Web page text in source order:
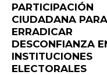
PARTICIPACIÓN
CIUDADANA PARA
ERRADICAR
DESCONFIANZA
INSTITUCIONES
ELECTORALES